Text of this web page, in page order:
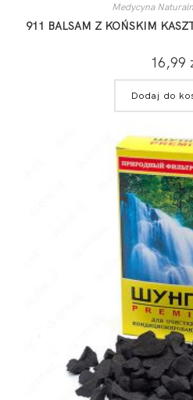
Medycyna
911 BALSAM Z KOŃSKIM
16,99
Dodaj do